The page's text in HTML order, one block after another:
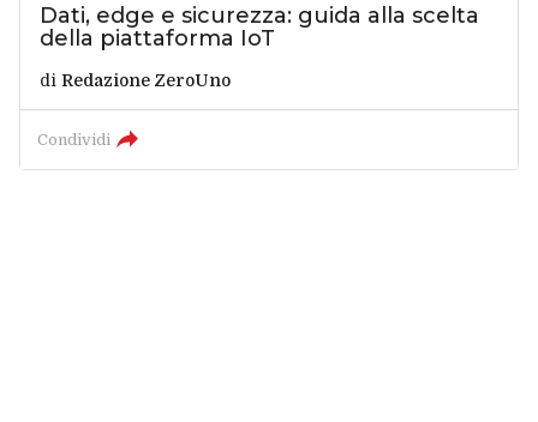
Dati, edge e sicurezza: guida alla scelta
della piattaforma IoT
di Redazione ZeroUno
Condividi